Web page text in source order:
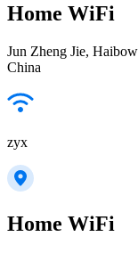
Home WiFi
Jun Zheng Jie,
China
zyx
Home WiFi